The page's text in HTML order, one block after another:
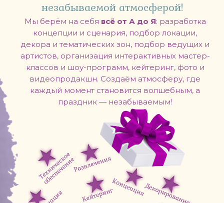
Мы берём на себя всё от А до Я: разработка
концепции и сценария, подбор локации,
декора и тематических зон, подбор ведущих и
артистов, организация интерактивных мастер-
классов и шоу-программ, кейтеринг, фото и
видеопродакшн. Создаём атмосферу, где
каждый момент становится волшебным, а
праздник — незабываемым!
незабываемой атмосферой!